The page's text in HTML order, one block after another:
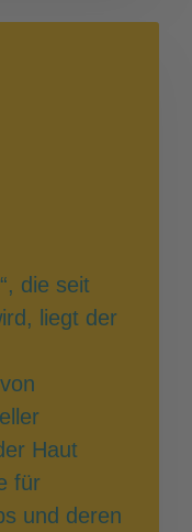
die seit
liegt der
Haut
für
und deren